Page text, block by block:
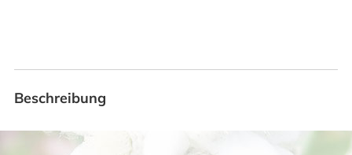
Beschreibung